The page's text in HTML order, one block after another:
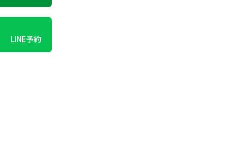
LINE予約